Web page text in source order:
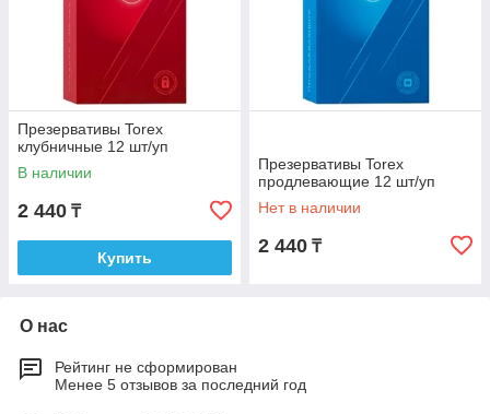
Презервативы Torex
клубничные 12 шт/уп
В наличии
2 440 ₸
Купить
Презервативы Torex
продлевающие 12 шт/уп
Нет в наличии
2 440 ₸
О нас
Рейтинг не сформирован
Менее 5 отзывов за последний год